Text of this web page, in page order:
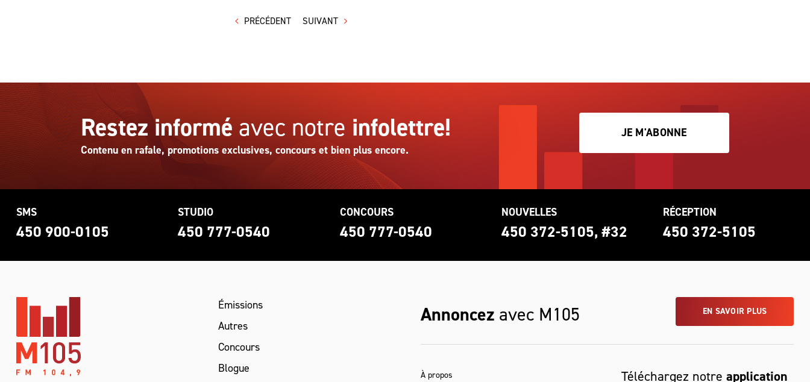
PRÉCÉDENT SUIVANT
Restez informé avec notre infolettre!
Contenu en rafale, promotions exclusives, concours et bien plus encore.
JE M'ABONNE
SMS
450 900-0105
STUDIO
450 777-0540
CONCOURS
450 777-0540
NOUVELLES
450 372-5105, #32
RÉCEPTION
450 372-5105
Émissions
Autres
Concours
Blogue
Annoncez avec M105 EN SAVOIR PLUS
À propos Téléchargez notre application